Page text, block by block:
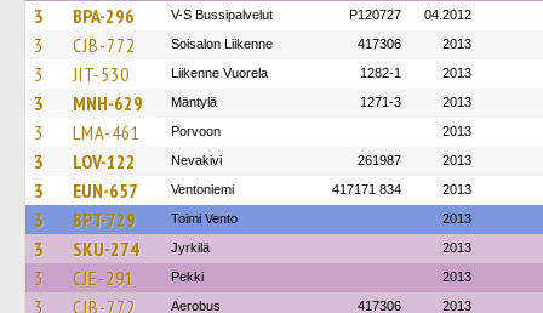
3 BPA-296 V-S Bussipalvelut P120727 04.2012
3 CJB-772 Soisalon Liikenne 417306 2013
3 JIT-530 Liikenne Vuorela 1282-1 2013
3 MNH-629 Mäntylä 1271-3 2013
3 LMA-461 Porvoon 2013
3 LOV-122 Nevakivi 261987 2013
3 EUN-657 Ventoniemi 417171 834 2013
3 BPT-729 Toimi Vento 2013
3 SKU-274 Jyrkilä 2013
3 CJE-291 Pekki 2013
3 CJB-772 Aerobus 417306 2013